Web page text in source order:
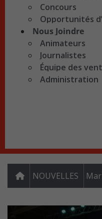
Concours
Opportunités
Nous Joindre
Animateurs
Journalistes
Équipe des
Administration
NOUVELLES